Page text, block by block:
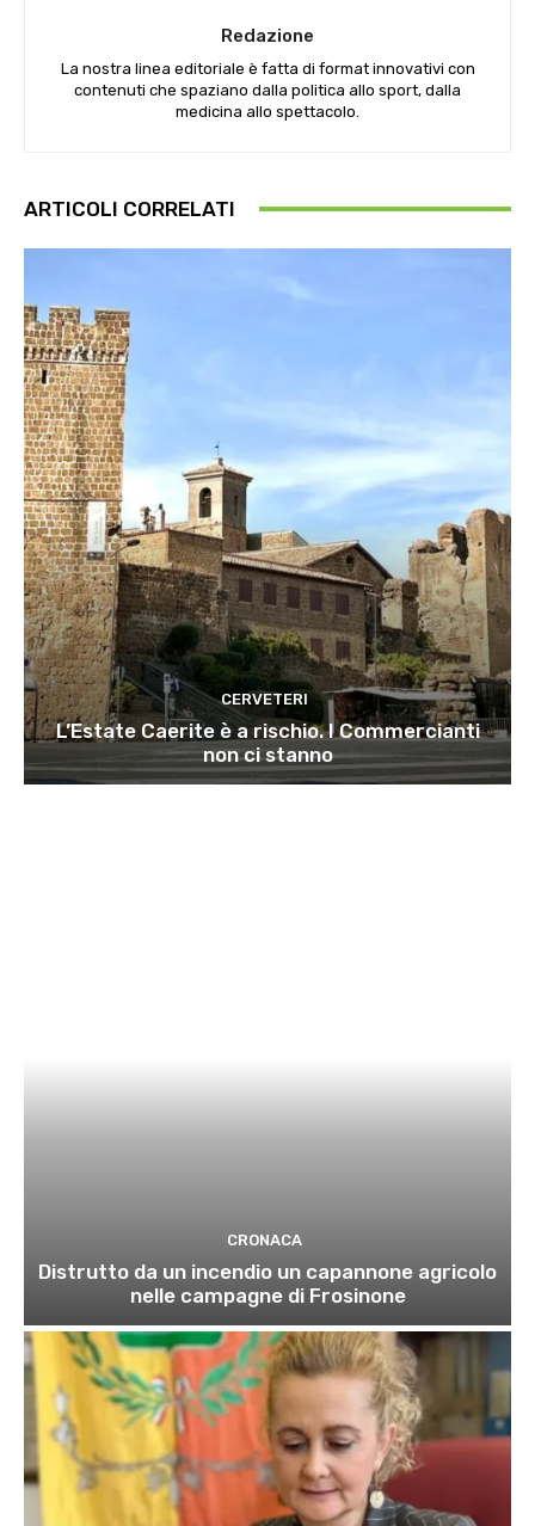
Redazione
La nostra linea editoriale è fatta di format innovativi con
contenuti che spaziano dalla politica allo sport, dalla
medicina allo spettacolo.
ARTICOLI CORRELATI
CERVETERI
L’Estate Caerite è a rischio. I Commercianti
non ci stanno
CRONACA
Distrutto da un incendio un capannone agricolo
nelle campagne di Frosinone